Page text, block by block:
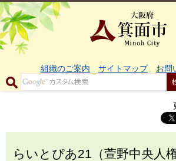
組織のご案内 サイトマップ お問
らいとぴあ21（萱野中央人